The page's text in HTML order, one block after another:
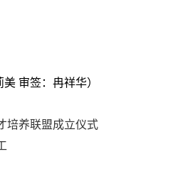
审签：冉祥华）
培养联盟成立仪式